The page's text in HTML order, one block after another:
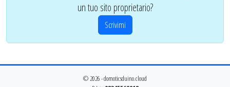
un tuo sito proprietario?
Scrivimi
© 2026 - domoticsduino.cloud